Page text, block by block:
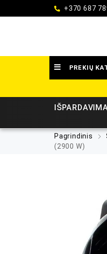
+370 687
PREKIŲ
Pagrindinis
(2900 W)